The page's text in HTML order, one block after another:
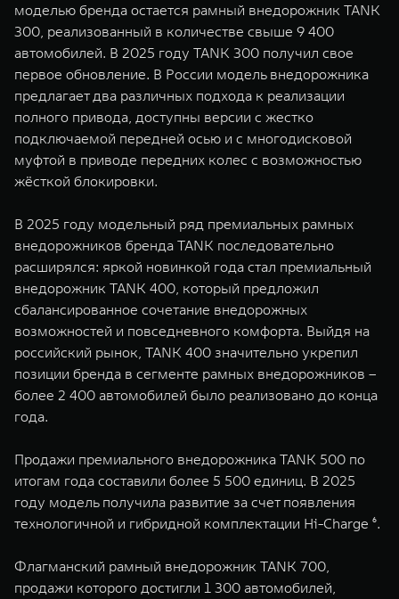
моделью бренда остается рамный внедорожник TANK
300, реализованный в количестве свыше 9 400
автомобилей. В 2025 году TANK 300 получил свое
первое обновление. В России модель внедорожника
предлагает два различных подхода к реализации
полного привода, доступны версии с жестко
подключаемой передней осью и с многодисковой
муфтой в приводе передних колес с возможностью
жёсткой блокировки.
В 2025 году модельный ряд премиальных рамных
внедорожников бренда TANK последовательно
расширялся: яркой новинкой года стал премиальный
внедорожник TANK 400, который предложил
сбалансированное сочетание внедорожных
возможностей и повседневного комфорта. Выйдя на
российский рынок, TANK 400 значительно укрепил
позиции бренда в сегменте рамных внедорожников –
более 2 400 автомобилей было реализовано до конца
года.
Продажи премиального внедорожника TANK 500 по
итогам года составили более 5 500 единиц. В 2025
году модель получила развитие за счет появления
технологичной и гибридной комплектации Hi-Charge ⁶.
Флагманский рамный внедорожник TANK 700,
продажи которого достигли 1 300 автомобилей,